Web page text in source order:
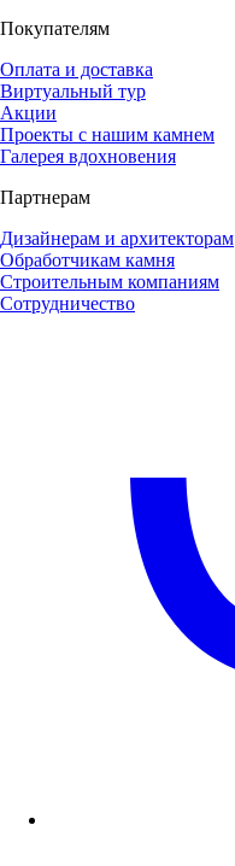
Покупателям
Оплата и доставка
Виртуальный тур
Акции
Проекты с нашим камнем
Галерея вдохновения
Партнерам
Дизайнерам и архитекторам
Обработчикам камня
Строительным компаниям
Сотрудничество